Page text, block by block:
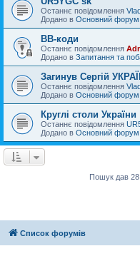
Останнє повідомлення
Додано в Основний форум
BB-коди
Останнє повідомлення
Додано в Запитання та
Загинув Сергій
Останнє повідомлення
Додано в Основний форум
Круглі столи України
Останнє повідомлення
Додано в Основний форум
Пошук дав 28
Список форумів